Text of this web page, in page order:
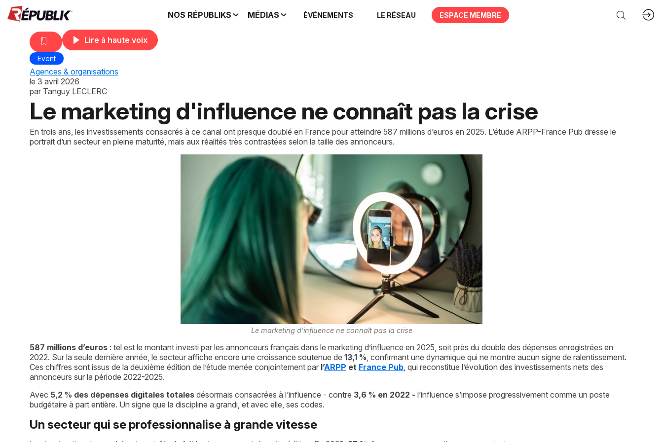
NOS RÉPUBLIKS MÉDIAS ÉVÉNEMENTS LE RÉSEAU ESPACE MEMBRE
Lire à haute voix
Event
Agences & organisations
le 3 avril 2026
par Tanguy LECLERC
Le marketing d'influence ne connaît pas la crise
En trois ans, les investissements consacrés à ce canal ont presque doublé en France pour atteindre 587 millions d’euros en 2025. L’étude ARPP-France Pub dresse le
portrait d’un secteur en pleine maturité, mais aux réalités très contrastées selon la taille des annonceurs.
Le marketing d’influence ne connaît pas la crise
587 millions d’euros : tel est le montant investi par les annonceurs français dans le marketing d’influence en 2025, soit près du double des dépenses enregistrées en
2022. Sur la seule dernière année, le secteur affiche encore une croissance soutenue de 13,1 %, confirmant une dynamique qui ne montre aucun signe de ralentissement.
Ces chiffres sont issus de la deuxième édition de l’étude menée conjointement par l’ARPP et France Pub, qui reconstitue l’évolution des investissements nets des
annonceurs sur la période 2022-2025.
Avec 5,2 % des dépenses digitales totales désormais consacrées à l’influence - contre 3,6 % en 2022 - l’influence s’impose progressivement comme un poste
budgétaire à part entière. Un signe que la discipline a grandi, et avec elle, ses codes.
Un secteur qui se professionnalise à grande vitesse